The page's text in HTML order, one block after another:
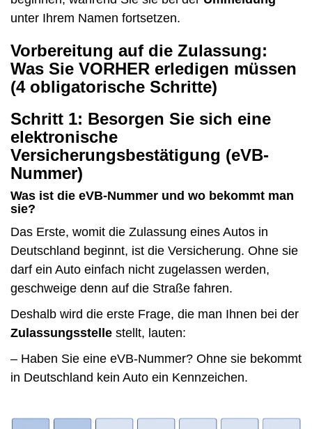
unter Ihrem Namen fortsetzen.
Vorbereitung auf die Zulassung:
Was Sie VORHER erledigen müssen
(4 obligatorische Schritte)
Schritt 1: Besorgen Sie sich eine
elektronische
Versicherungsbestätigung (eVB-
Nummer)
Was ist die eVB-Nummer und wo bekommt man
sie?
Das Erste, womit die Zulassung eines Autos in
Deutschland beginnt, ist die Versicherung. Ohne sie
darf ein Auto einfach nicht zugelassen werden,
geschweige denn auf die Straße fahren.
Deshalb wird die erste Frage, die man Ihnen bei der
Zulassungsstelle stellt, lauten:
– Haben Sie eine eVB-Nummer? Ohne sie bekommt
in Deutschland kein Auto ein Kennzeichen.